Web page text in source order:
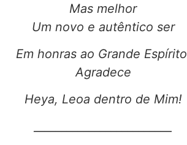
Mas melhor
Um novo e autêntico ser
Em honras ao Grande Espírito
Agradece
Heya, Leoa dentro de Mim!